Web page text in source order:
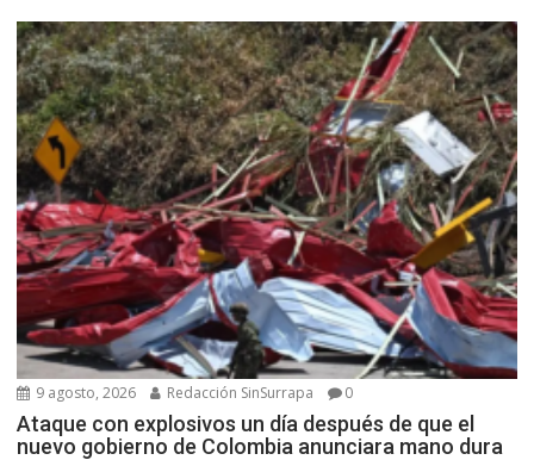
9 agosto, 2026 Redacción SinSurrapa 0
Ataque con explosivos un día después de que el
nuevo gobierno de Colombia anunciara mano dura